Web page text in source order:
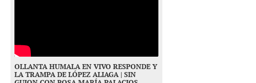
OLLANTA HUMALA EN VIVO RESPONDE Y
LA TRAMPA DE LÓPEZ ALIAGA | SIN